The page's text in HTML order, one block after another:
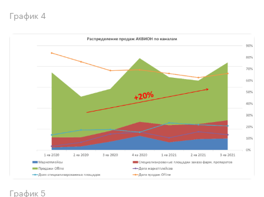
График 4
График 5